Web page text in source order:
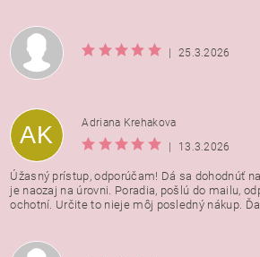
| 25.3.2026
AK
Adriana Krehakova
|
13.3.2026
Úžasný prístup, odporúčam! Dá sa dohodnúť
je naozaj na úrovni. Poradia, pošlú do mailu,
ochotní. Určite to nieje môj posledný nákup.